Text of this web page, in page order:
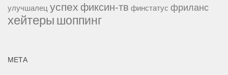
улучшалец успех фиксин-тв финстатус фриланс
хейтеры шоппинг
МЕТА